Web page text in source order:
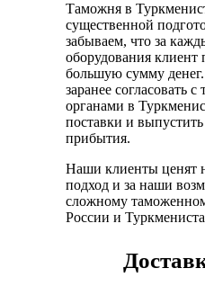
Таможня в
существенной
забываем, что за
оборудования клиент
большую сумму
заранее согласовать
органами в
поставки и
прибытия.
Наши клиенты ценят
подход и за наши
сложному
России и